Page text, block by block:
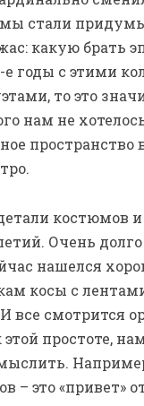
нашелся
косы с
все смотрится
простоте,
– это «привет»
от
цветки в тон
немножко
Очень жестко
хотел создать
отказался от
ни синих,
как на